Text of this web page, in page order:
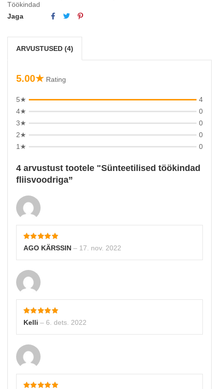
Töökindad
Jaga
ARVUSTUSED (4)
5.00★ Rating
5★
4
4★
0
3★
0
2★
0
1★
0
4 arvustust tootele
Sünteetilised töökindad
fliisvoodriga
AGO KÄRSSIN – 17. nov. 2022
Kelli – 6. dets. 2022